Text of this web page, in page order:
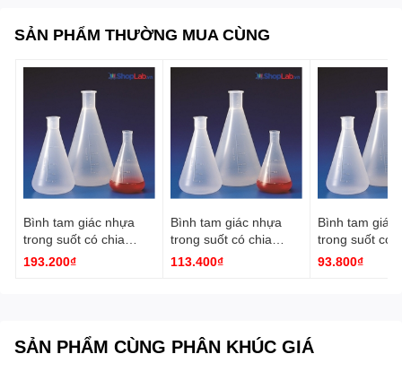
SẢN PHẨM THƯỜNG MUA CÙNG
Bình tam giác nhựa
trong suốt có chia
vạch Kartell
193.200₫
Bình tam giác nhựa
trong suốt có chia
vạch 250ml, NS 19/26
113.400₫
Bình tam giác
trong suốt có
vạch 125ml,
93.800₫
SẢN PHẨM CÙNG PHÂN KHÚC GIÁ